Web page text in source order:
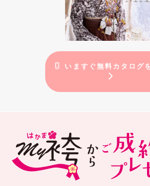
いますぐ無料カタログ